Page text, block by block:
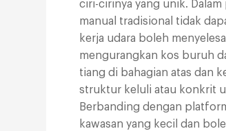
ciri-cirinya yang unik.
manual tradisional tidak
kerja udara boleh
mengurangkan kos buruh
tiang di bahagian atas dan
struktur keluli atau konkrit
Berbanding dengan
kawasan yang kecil dan